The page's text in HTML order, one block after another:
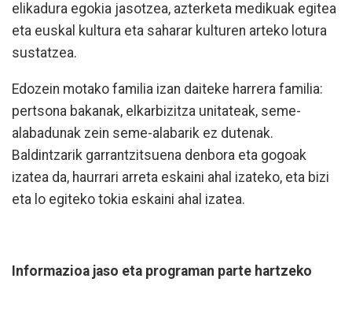
elikadura egokia jasotzea, azterketa medikuak egitea
eta euskal kultura eta saharar kulturen arteko lotura
sustatzea.
Edozein motako familia izan daiteke harrera familia:
pertsona bakanak, elkarbizitza unitateak, seme-
alabadunak zein seme-alabarik ez dutenak.
Baldintzarik garrantzitsuena denbora eta gogoak
izatea da, haurrari arreta eskaini ahal izateko, eta bizi
eta lo egiteko tokia eskaini ahal izatea.
Informazioa jaso eta programan parte hartzeko